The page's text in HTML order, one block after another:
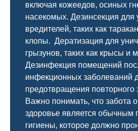
включая кожеедов, осиных
насекомых. Дезинсекция для
вредителей, таких как
клопы. Дератизация для
грызунов, таких как крысы и
Дезинфекция помещений
инфекционных заболеваний
предотвращения повторного
Важно понимать, что забота
здоровье является обычным
гигиены, которое должно